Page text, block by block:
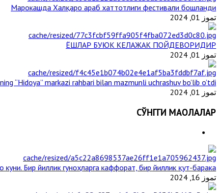
Марокашда Халқаро араб хаттотлиги фестивали бошланди
تموز 01, 2024
ЁШЛАР БУЮК КЕЛАЖАК ПОЙДЕВОРИДИР
تموز 01, 2024
“Hidoya” markazi rahbari bilan mazmunli uchrashuv bo’lib o’tdi
تموز 01, 2024
СЎНГГИ МАҚОЛАЛАР
Бир йиллик гуноҳларга каффорат, бир йиллик қут-барака
تموز 16, 2024